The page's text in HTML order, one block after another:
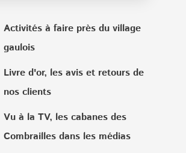
Activités à faire près du village
gaulois
Livre d'or, les avis et retours de
nos clients
Vu à la TV, les cabanes des
Combrailles dans les médias